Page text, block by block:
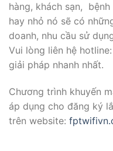
hàng, khách sạn,
hay nhỏ nó sẽ có
doanh, nhu cầu sử
Vui lòng liên hệ
giải pháp nhanh nhất.
Chương trình khuyến
áp dụng cho đăng ký
trên website: